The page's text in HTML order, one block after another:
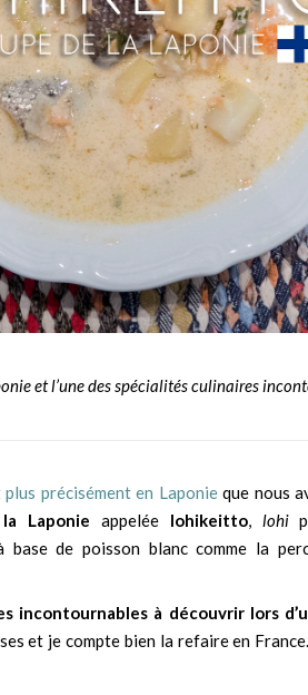
et l’une des spécialités culinaires
précisément en Laponieque nous
Laponie appelée lohikeitto, lohi
de poisson blanc comme la
incontournables à découvrir lors
et je compte bien la refaire en